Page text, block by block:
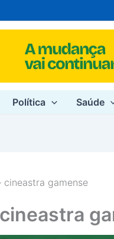
Política Saúde
cineastra gamense